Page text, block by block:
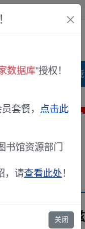
目指南库 奖项
数据库”授权！
套餐， 点击此
馆资源部门
，请查看此处！
关闭